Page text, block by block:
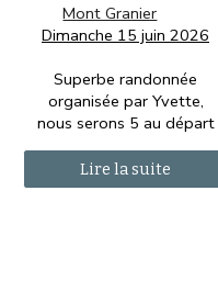
Mont Granier
Dimanche 15 juin 2026
Superbe randonnée
organisée par Yvette,
nous serons 5 au départ
Lire la suite